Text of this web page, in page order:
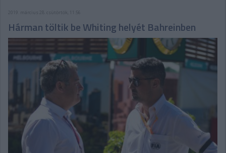
2019. március 28. csütörtök, 11:56
Hárman töltik be Whiting helyét Bahreinben